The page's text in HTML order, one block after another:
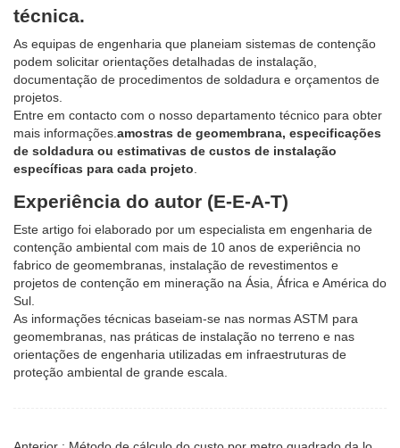
técnica.
As equipas de engenharia que planeiam sistemas de contenção
podem solicitar orientações detalhadas de instalação,
documentação de procedimentos de soldadura e orçamentos de
projetos.
Entre em contacto com o nosso departamento técnico para obter
mais informações. amostras de geomembrana, especificações
de soldadura ou estimativas de custos de instalação
específicas para cada projeto
Experiência do autor (E-E-A-T)
Este artigo foi elaborado por um especialista em engenharia de
contenção ambiental com mais de 10 anos de experiência no
fabrico de geomembranas, instalação de revestimentos e
projetos de contenção em mineração na Ásia, África e América do
Sul.
As informações técnicas baseiam-se nas normas ASTM para
geomembranas, nas práticas de instalação no terreno e nas
orientações de engenharia utilizadas em infraestruturas de
proteção ambiental de grande escala.